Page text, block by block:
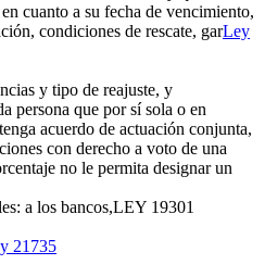
cuanto a su fecha de vencimiento,
condiciones de rescate, garLey
y tipo de reajuste, y
que por sí sola o en
acuerdo de actuación conjunta,
con derecho a voto de una
no le permita designar un
a los bancos,LEY 19301
21735